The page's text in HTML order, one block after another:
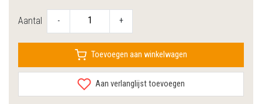
Aantal - +
Toevoegen aan winkelwagen
Aan verlanglijst toevoegen